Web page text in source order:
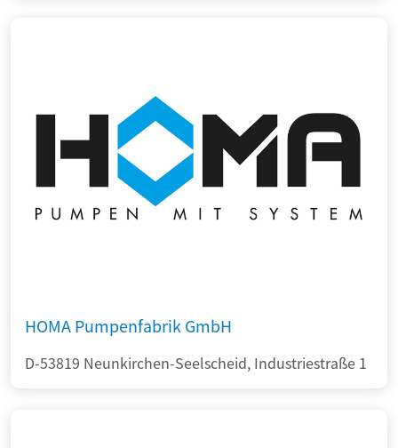
HOMA Pumpenfabrik GmbH
D-53819 Neunkirchen-Seelscheid, Industriestraße 1